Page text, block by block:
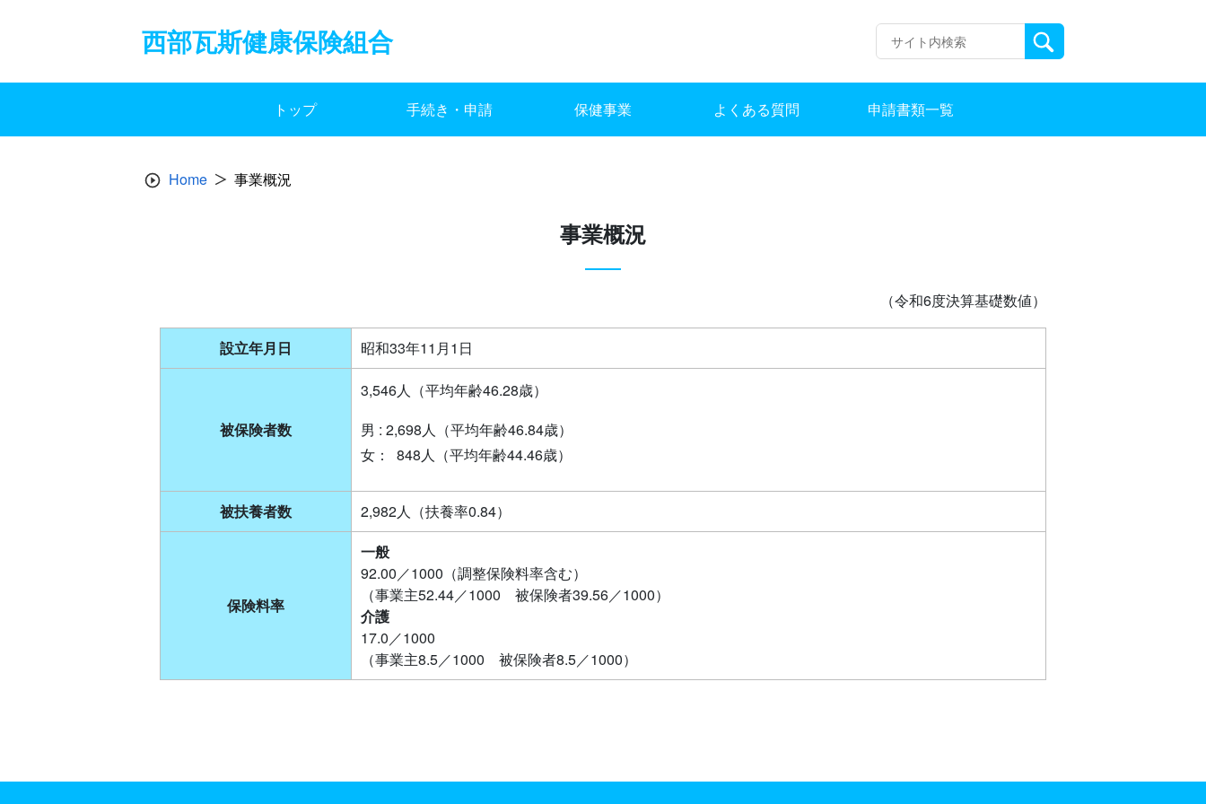
西部瓦斯健康保険組合
トップ 手続き・申請 保健事業 よくある質問 申請書類一覧
Home 事業概況
事業概況
（令和6度決算基礎数値）
設立年月日 昭和33年11月1日
被保険者数
3,546人（平均年齢46.28歳）
男 : 2,698人（平均年齢46.84歳）
女： 848人（平均年齢44.46歳）
被扶養者数 2,982人（扶養率0.84）
保険料率
一般
92.00／1000（調整保険料率含む）
（事業主52.44／1000 被保険者39.56／1000）
介護
17.0／1000
（事業主8.5／1000 被保険者8.5／1000）